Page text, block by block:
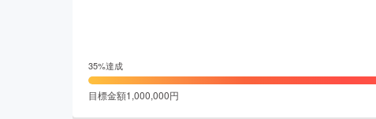
35%達成
目標金額1,000,000円